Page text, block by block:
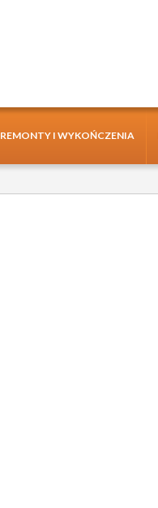
REMONTY I WYKOŃCZENIA